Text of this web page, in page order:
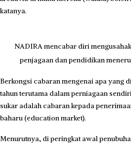
katanya.
NADIRA mencabar diri
penjagaan dan pendidikan
Berkongsi cabaran mengenai apa yang
tahun terutama dalam perniagaan
sukar adalah cabaran kepada
baharu (education market).
Menurutnya, di peringkat awal